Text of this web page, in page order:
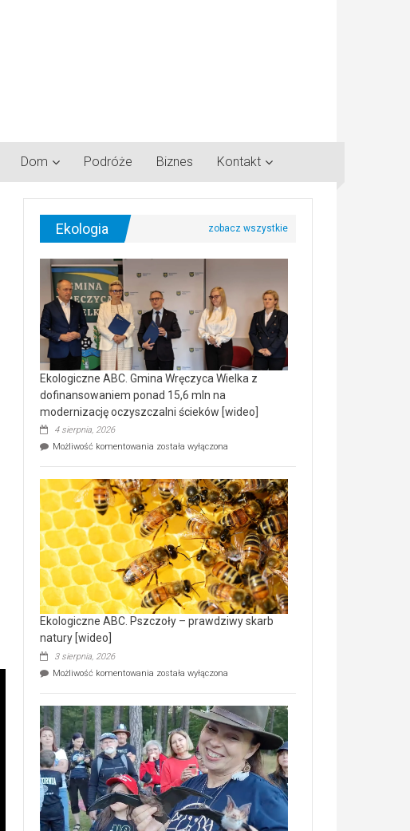
Dom Podróże Biznes Kontakt
Ekologia
Ekologiczne ABC. Gmina Wręczyca Wielka z
dofinansowaniem ponad 15,6 mln na
modernizację oczyszczalni ścieków [wideo]
4 sierpnia, 2026
Możliwość komentowania Ekologiczne
Wręczyca
Wielka
z
dofinansowaniem
ponad
15,6
mln
na
modernizację
oczyszczalni
ścieków
[wideo]
została wyłączona
Ekologiczne ABC. Pszczoły – prawdziwy skarb
natury [wideo]
3 sierpnia, 2026
Możliwość komentowania Ekologiczne
–
prawdziwy
skarb
natury
[wideo]
została wyłączona